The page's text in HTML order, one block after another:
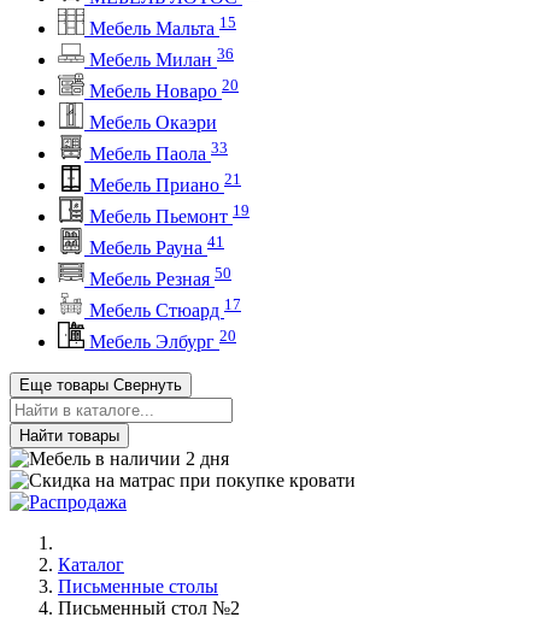
Мебель Мальта 15
Мебель Милан 36
Мебель Новаро 20
Мебель Окаэри
Мебель Паола 33
Мебель Приано 21
Мебель Пьемонт 19
Мебель Рауна 41
Мебель Резная 50
Мебель Стюард 17
Мебель Элбург 20
Еще товары Свернуть
Найти товары
Каталог
Письменные столы
Письменный стол №2